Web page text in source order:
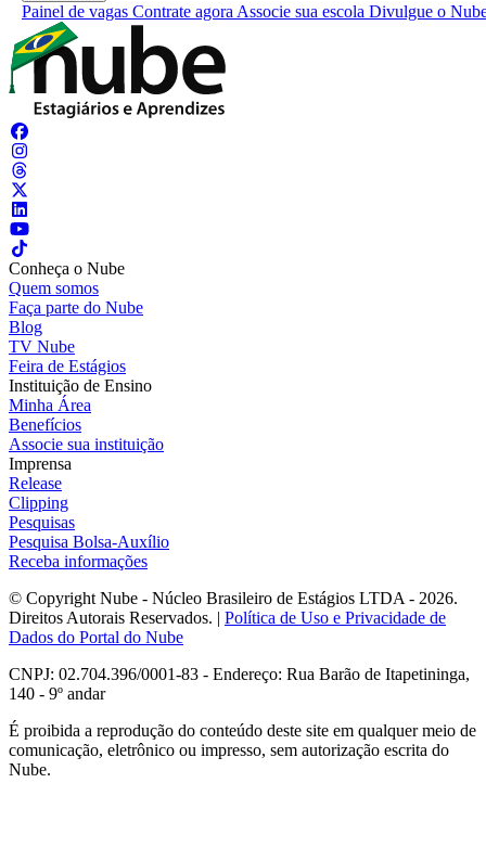
Painel de vagas Contrate agora Associe sua escola Divulgue o
Conheça o Nube
Quem somos
Faça parte do Nube
Blog
TV Nube
Feira de Estágios
Instituição de Ensino
Minha Área
Benefícios
Associe sua instituição
Imprensa
Release
Clipping
Pesquisas
Pesquisa Bolsa-Auxílio
Receba informações
© Copyright Nube - Núcleo Brasileiro de Estágios LTDA - 2026.
Direitos Autorais Reservados. | Política de Uso e Privacidade de
Dados do Portal do Nube
CNPJ: 02.704.396/0001-83 - Endereço: Rua Barão de Itapetininga,
140 - 9º andar
É proibida a reprodução do conteúdo deste site em qualquer meio de
comunicação, eletrônico ou impresso, sem autorização escrita do
Nube.